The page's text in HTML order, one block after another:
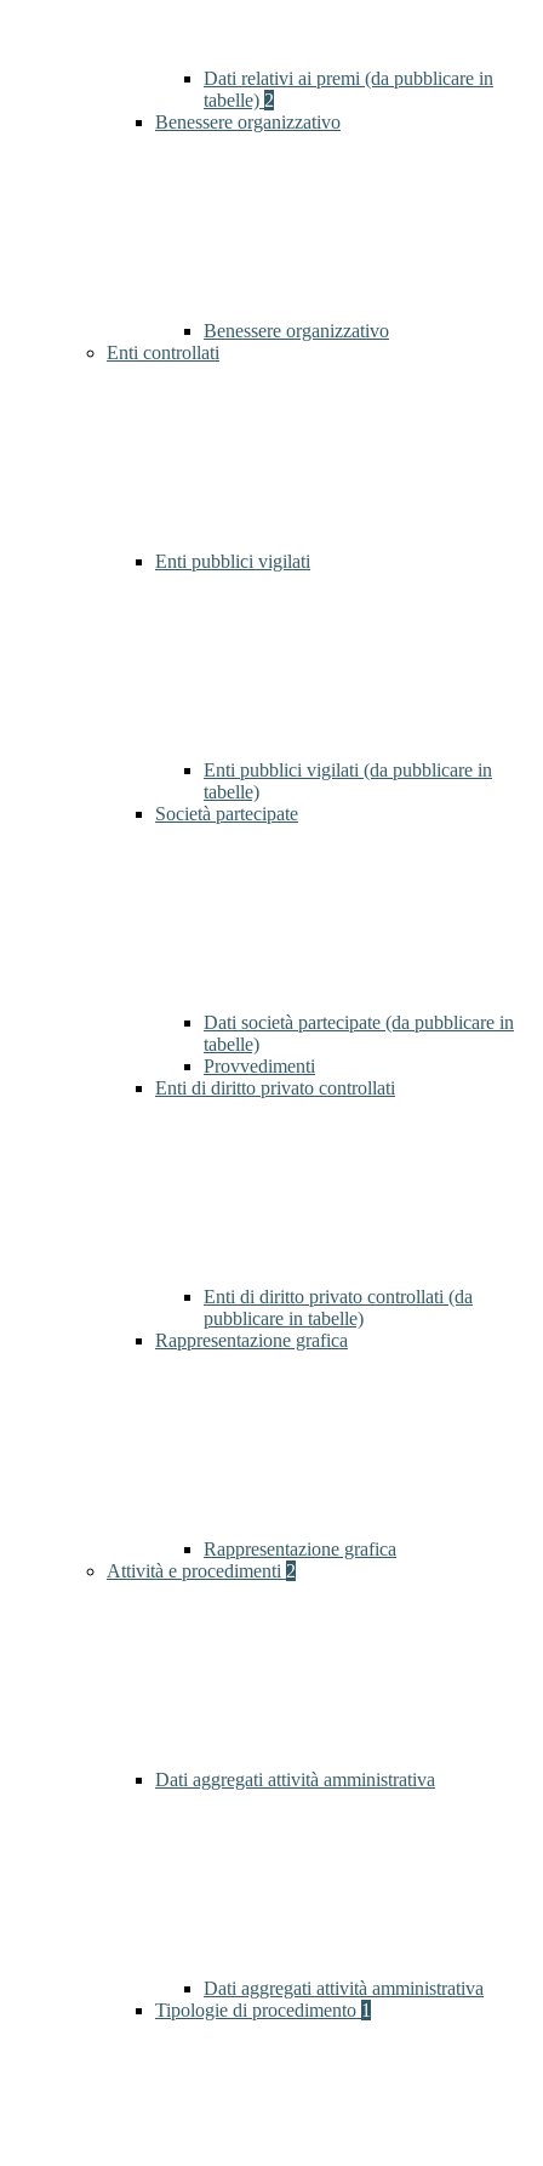
Dati relativi ai premi (da pubblicare in
tabelle) 2
Benessere organizzativo
Benessere organizzativo
Enti controllati
Enti pubblici vigilati
Enti pubblici vigilati (da pubblicare in
tabelle)
Società partecipate
Dati società partecipate (da pubblicare in
tabelle)
Provvedimenti
Enti di diritto privato controllati
Enti di diritto privato controllati (da
pubblicare in tabelle)
Rappresentazione grafica
Rappresentazione grafica
Attività e procedimenti 2
Dati aggregati attività amministrativa
Dati aggregati attività amministrativa
Tipologie di procedimento 1